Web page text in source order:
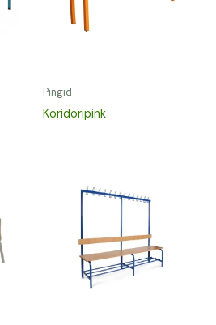
Pingid
Koridoripink